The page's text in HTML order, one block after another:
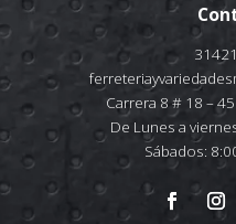
Carrera 8 # 18 –
De Lunes a
Sábados: